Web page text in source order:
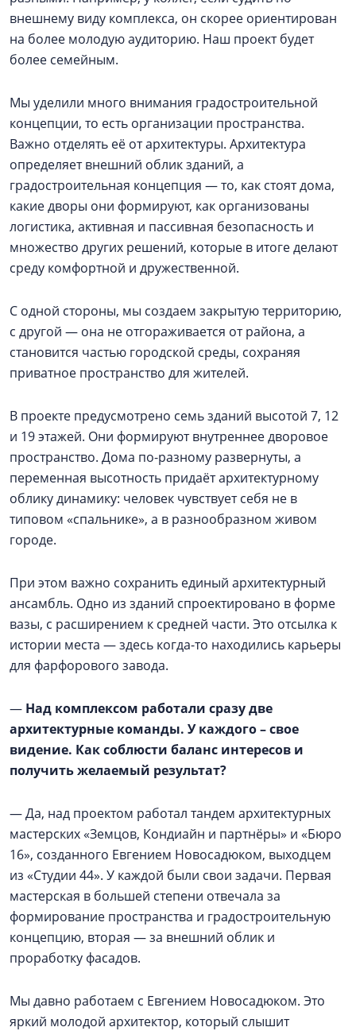
внешнему виду комплекса, он скорее ориентирован
на более молодую аудиторию. Наш проект будет
более семейным.
Мы уделили много внимания градостроительной
концепции, то есть организации пространства.
Важно отделять её от архитектуры. Архитектура
определяет внешний облик зданий, а
градостроительная концепция — то, как стоят дома,
какие дворы они формируют, как организованы
логистика, активная и пассивная безопасность и
множество других решений, которые в итоге делают
среду комфортной и дружественной.
С одной стороны, мы создаем закрытую территорию,
с другой — она не отгораживается от района, а
становится частью городской среды, сохраняя
приватное пространство для жителей.
В проекте предусмотрено семь зданий высотой 7, 12
и 19 этажей. Они формируют внутреннее дворовое
пространство. Дома по-разному развернуты, а
переменная высотность придаёт архитектурному
облику динамику: человек чувствует себя не в
типовом «спальнике», а в разнообразном живом
городе.
При этом важно сохранить единый архитектурный
ансамбль. Одно из зданий спроектировано в форме
вазы, с расширением к средней части. Это отсылка к
истории места — здесь когда-то находились карьеры
для фарфорового завода.
— Над комплексом работали сразу две
архитектурные команды. У каждого – свое
видение. Как соблюсти баланс интересов и
получить желаемый результат?
— Да, над проектом работал тандем архитектурных
мастерских «Земцов, Кондиайн и партнёры» и «Бюро
16», созданного Евгением Новосадюком, выходцем
из «Студии 44». У каждой были свои задачи. Первая
мастерская в большей степени отвечала за
формирование пространства и градостроительную
концепцию, вторая — за внешний облик и
проработку фасадов.
Мы давно работаем с Евгением Новосадюком. Это
яркий молодой архитектор, который слышит